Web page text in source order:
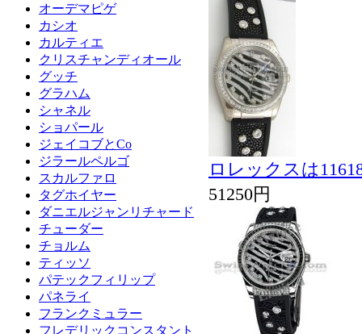
オーデマピゲ
カシオ
カルティエ
クリスチャンディオール
グッチ
グラハム
シャネル
ショパール
ジェイコブとCo
ジラールペルゴ
スカルファロ
タグホイヤー
ダニエルジャンリチャード
チューダー
チョルム
ティッソ
パテックフィリップ
パネライ
フランクミュラー
フレデリックコンスタント
ロレックスは
51250円